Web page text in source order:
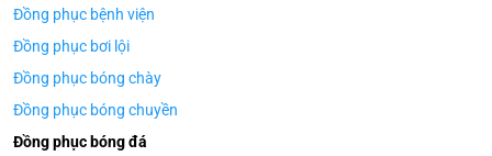
Đồng phục bệnh viện
Đồng phục bơi lội
Đồng phục bóng chày
Đồng phục bóng chuyền
Đồng phục bóng đá